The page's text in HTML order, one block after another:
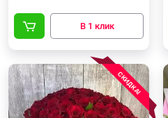
СКИДКА!